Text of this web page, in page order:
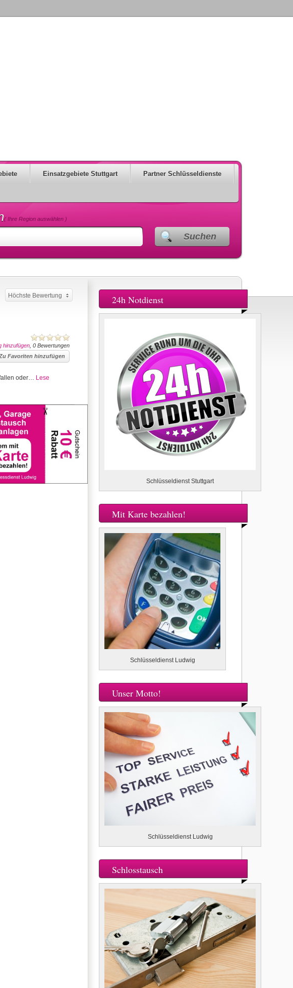
Einsatzgebiete Stuttgart Partner Schlüsseldienste
( Ihre Region auswählen )
Suchen
Höchste Bewertung
hinzufügen , 0 Bewertungen
Favoriten hinzufügen
oder… Lese
24h Notdienst
Schlüsseldienst Stuttgart
Mit Karte bezahlen!
Schlüsseldienst Ludwig
Unser Motto!
Schlüsseldienst Ludwig
Schlosstausch